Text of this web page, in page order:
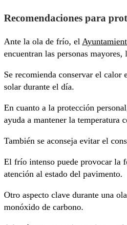
Recomendaciones para
Ante la ola de frío, el
encuentran las personas
Se recomienda conservar el calor
solar durante el día.
En cuanto a la protección
ayuda a mantener la temperatura
También se aconseja evitar el
El frío intenso puede provocar la
atención al estado del pavimento.
Otro aspecto clave durante una
monóxido de carbono.